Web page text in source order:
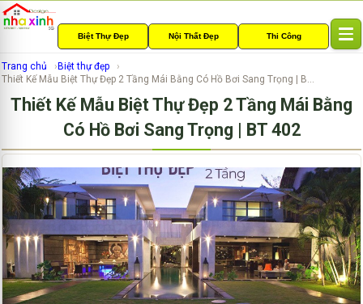
Biệt Thự Đẹp Nội Thất Đẹp Thi Công
l
a
v
g
a
t
i
o
n
Trang chủ
Biệt thự đẹp
Thiết Kế Mẫu Biệt Thự Đẹp 2 Tầng Mái Bằng Có Hồ Bơi Sang Trọng | B...
Thiết Kế Mẫu Biệt Thự Đẹp 2 Tầng Mái Bằng
Có Hồ Bơi Sang Trọng | BT 402